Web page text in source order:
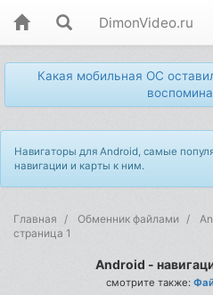
DimonVideo.ru
Какая мобильная ОС
Навигаторы для Android, самые
навигации и карты к ним.
Главная Обменник файлами
страница 1
Android -
смотрите также: